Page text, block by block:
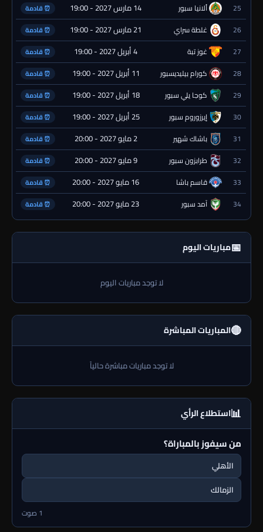
25 ألانيا سبور 14 مارس 2027 - 19:00 ⏰ قادمة
26 غلطة سراي 21 مارس 2027 - 19:00 ⏰ قادمة
27 غوز تبة 4 أبريل 2027 - 19:00 ⏰ قادمة
28 كورام بيليديسبور 11 أبريل 2027 - 19:00 ⏰ قادمة
29 كوجا يلي سبور 18 أبريل 2027 - 19:00 ⏰ قادمة
30 إيرزوروم سبور 25 أبريل 2027 - 19:00 ⏰ قادمة
31 باشاك شهير 2 مايو 2027 - 20:00 ⏰ قادمة
32 طرابزون سبور 9 مايو 2027 - 20:00 ⏰ قادمة
33 قاسم باشا 16 مايو 2027 - 20:00 ⏰ قادمة
34 آمد سبور 23 مايو 2027 - 20:00 ⏰ قادمة
📅مباريات اليوم
لا توجد مباريات اليوم
🔴المباريات المباشرة
لا توجد مباريات مباشرة حالياً
📊استطلاع الرأي
من سيفوز بالمباراة؟
الأهلي
الزمالك
1 صوت